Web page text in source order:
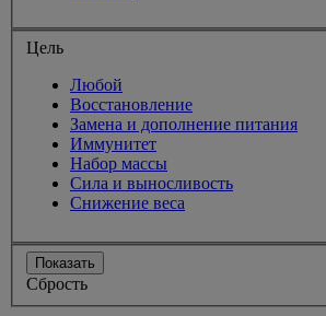
Цель
Любой
Восстановление
Замена и дополнение питания
Иммунитет
Набор массы
Сила и выносливость
Снижение веса
Показать
Сбрость